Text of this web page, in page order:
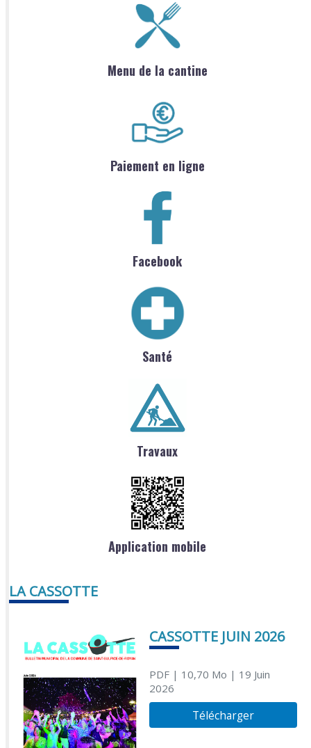
Menu de la cantine
Paiement en ligne
Facebook
Santé
Travaux
Application mobile
LA CASSOTTE
CASSOTTE JUIN 2026
PDF| 10,70 Mo | 19 Juin
2026
Télécharger